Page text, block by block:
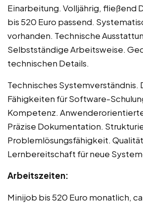
Einarbeitung. Volljährig, fließend
bis 520 Euro passend.
vorhanden. Technische
Selbstständige Arbeitsweise.
technischen Details.
Technisches Systemverständnis.
Fähigkeiten für Software-
Kompetenz.
Präzise Dokumentation.
Problemlösungsfähigkeit.
Lernbereitschaft für neue
Arbeitszeiten:
Minijob bis 520 Euro monatlich,